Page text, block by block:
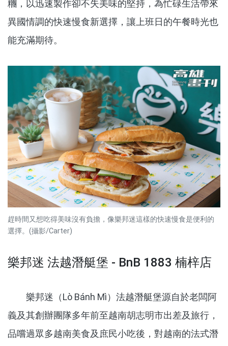
糰，以迅速製作卻不失美味的堅持，為忙碌生活帶來
異國情調的快速慢食新選擇，讓上班日的午餐時光也
能充滿期待。
趕時間又想吃得美味沒有負擔，像樂邦迷這樣的快速慢食是便利的
選擇。(攝影/Carter)
樂邦迷 法越潛艇堡 - BnB 1883 楠梓店
樂邦迷（Lò Bánh Mì）法越潛艇堡源自於老闆阿
義及其創辦團隊多年前至越南胡志明市出差及旅行，
品嚐過眾多越南美食及庶民小吃後，對越南的法式潛